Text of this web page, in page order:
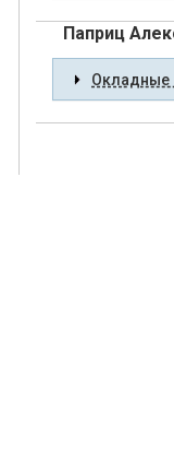
Паприц
Окладные